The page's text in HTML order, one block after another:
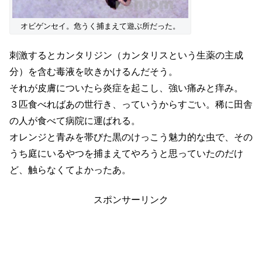
オビゲンセイ。危うく捕まえて遊ぶ所だった。
刺激するとカンタリジン（カンタリスという生薬の主成
分）を含む毒液を吹きかけるんだそう。
それが皮膚についたら炎症を起こし、強い痛みと痒み。
３匹食べればあの世行き、っていうからすごい。稀に田舎
の人が食べて病院に運ばれる。
オレンジと青みを帯びた黒のけっこう魅力的な虫で、その
うち庭にいるやつを捕まえてやろうと思っていたのだけ
ど、触らなくてよかったあ。
スポンサーリンク